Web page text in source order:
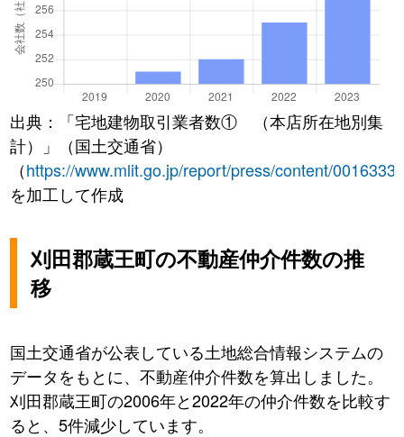
出典：「宅地建物取引業者数① （本店所在地別集
計）」（国土交通省）
（https://www.mlit.go.jp/report/press/content/
を加工して作成
刈田郡蔵王町の不動産仲介件数の推
移
国土交通省が公表している土地総合情報システムの
データをもとに、不動産仲介件数を算出しました。
刈田郡蔵王町の2006年と2022年の仲介件数を比較す
ると、5件減少しています。